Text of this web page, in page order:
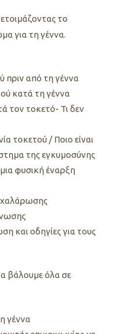
το
για τη γέννα.
πριν από τη γέννα
κατά τη γέννα
τον τοκετό- Τι δεν
τοκετού / Ποιο είναι
της εγκυμοσύνης
φυσική έναρξη
χαλάρωσης
και οδηγίες για τους
βάλουμε όλα σε
γέννα